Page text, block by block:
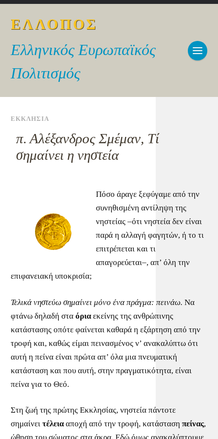
ΕΛΛΟΠΟΣ
Ελληνικός Ευρωπαϊκός
Πολιτισμός
ΕΚΚΛΗΣΙΑ
π. Αλέξανδρος Σμέμαν, Τί
σημαίνει η νηστεία
Πόσο άραγε ξεφύγαμε από την
συνηθισμένη αντίληψη της
νηστείας –ότι νηστεία δεν είναι
παρά η αλλαγή φαγητών, ή το τι
επιτρέπεται και τι
απαγορεύεται–, απ’ όλη την
επιφανειακή υποκρισία;
Τελικά νηστεύω σημαίνει μόνο ένα πράγμα: πεινάω. Να
φτάνω δηλαδή σταόριαεκείνης της ανθρώπινης
κατάστασης οπότε φαίνεται καθαρά η εξάρτηση από την
τροφή και, καθώς είμαι πεινασμένος ν’ ανακαλύπτω ότι
αυτή η πείνα είναι πρώτα απ’ όλα μια πνευματική
κατάσταση και που αυτή, στην πραγματικότητα, είναι
πείνα για το Θεό.
Στη ζωή της πρώτης Εκκλησίας, νηστεία πάντοτε
σημαίνειτέλειααποχή από την τροφή, κατάστασηπείνας,